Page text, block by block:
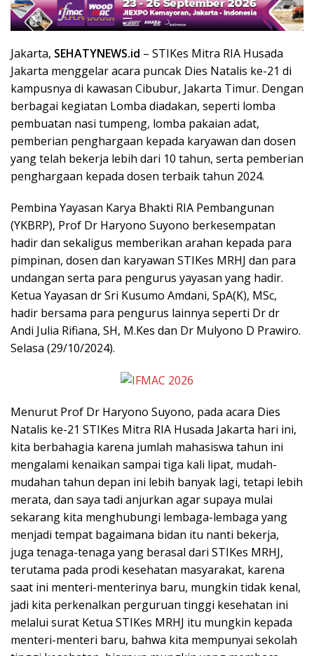
Jakarta, SEHATYNEWS.id – STIKes Mitra RIA Husada
Jakarta menggelar acara puncak Dies Natalis ke-21 di
kampusnya di kawasan Cibubur, Jakarta Timur. Dengan
berbagai kegiatan Lomba diadakan, seperti lomba
pembuatan nasi tumpeng, lomba pakaian adat,
pemberian penghargaan kepada karyawan dan dosen
yang telah bekerja lebih dari 10 tahun, serta pemberian
penghargaan kepada dosen terbaik tahun 2024.
Pembina Yayasan Karya Bhakti RIA Pembangunan
(YKBRP), Prof Dr Haryono Suyono berkesempatan
hadir dan sekaligus memberikan arahan kepada para
pimpinan, dosen dan karyawan STIKes MRHJ dan para
undangan serta para pengurus yayasan yang hadir.
Ketua Yayasan dr Sri Kusumo Amdani, SpA(K), MSc,
hadir bersama para pengurus lainnya seperti Dr dr
Andi Julia Rifiana, SH, M.Kes dan Dr Mulyono D Prawiro.
Selasa (29/10/2024).
Menurut Prof Dr Haryono Suyono, pada acara Dies
Natalis ke-21 STIKes Mitra RIA Husada Jakarta hari ini,
kita berbahagia karena jumlah mahasiswa tahun ini
mengalami kenaikan sampai tiga kali lipat, mudah-
mudahan tahun depan ini lebih banyak lagi, tetapi lebih
merata, dan saya tadi anjurkan agar supaya mulai
sekarang kita menghubungi lembaga-lembaga yang
menjadi tempat bagaimana bidan itu nanti bekerja,
juga tenaga-tenaga yang berasal dari STIKes MRHJ,
terutama pada prodi kesehatan masyarakat, karena
saat ini menteri-menterinya baru, mungkin tidak kenal,
jadi kita perkenalkan perguruan tinggi kesehatan ini
melalui surat Ketua STIKes MRHJ itu mungkin kepada
menteri-menteri baru, bahwa kita mempunyai sekolah